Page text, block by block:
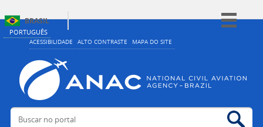
PORTUGUÊS
ACESSIBILIDADE ALTO CONTRASTE MAPA DO SITE
BRASIL
Simplifique!
Participe
Buscar no portal